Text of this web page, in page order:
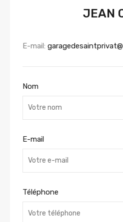
JEAN
E-mail:
Nom
E-mail
Téléphone